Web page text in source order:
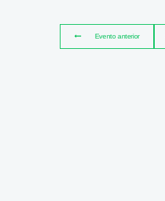
Evento anterior